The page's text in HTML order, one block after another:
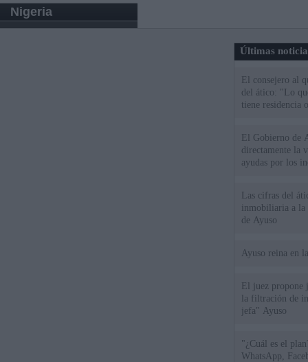
Nigeria
Últimas
El consejero al
del ático: "Lo
tiene residencia
El Gobierno de
directamente la
ayudas por los
Las cifras del
inmobiliaria a la
de Ayuso
Ayuso reina en
El juez propone
la filtración de
jefa" Ayuso
"¿Cuál es el
WhatsApp,